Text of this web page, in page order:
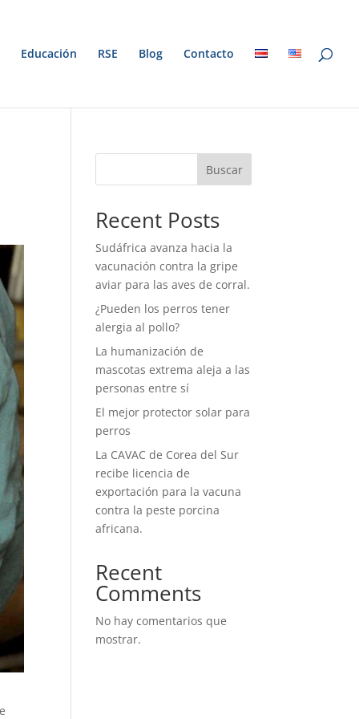
Educación RSE Blog Contacto
Buscar
Recent Posts
Sudáfrica avanza hacia la
vacunación contra la gripe
aviar para las aves de corral.
¿Pueden los perros tener
alergia al pollo?
La humanización de
mascotas extrema aleja a las
personas entre sí
El mejor protector solar para
perros
La CAVAC de Corea del Sur
recibe licencia de
exportación para la vacuna
contra la peste porcina
africana.
Recent
Comments
No hay comentarios que
mostrar.